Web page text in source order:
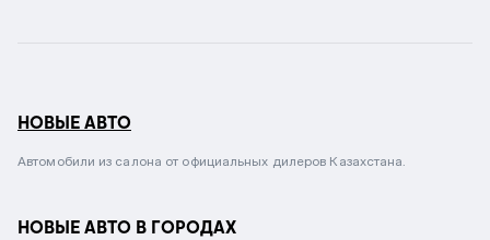
НОВЫЕ АВТО
Автомобили из салона от официальных дилеров Казахстана.
НОВЫЕ АВТО В ГОРОДАХ